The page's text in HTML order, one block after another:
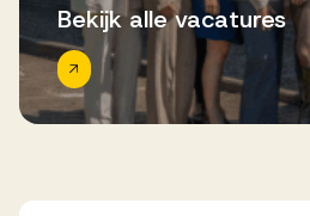
Bekijk alle vacatures